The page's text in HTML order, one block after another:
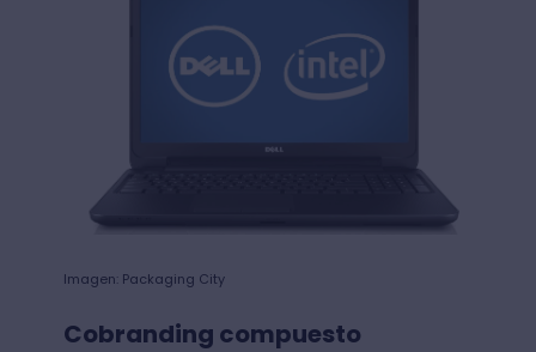
Imagen: Packaging City
Cobranding compuesto